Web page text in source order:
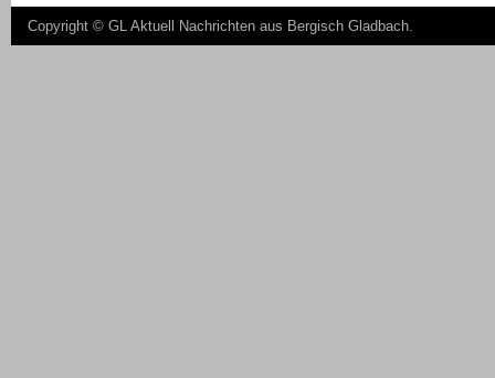
Copyright © GL Aktuell Nachrichten aus Bergisch Gladbach.